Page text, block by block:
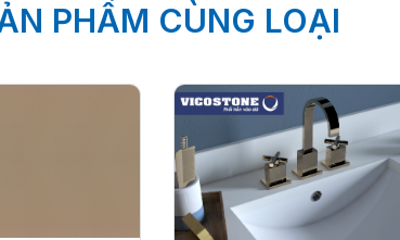
PHẨM CÙNG LOẠI